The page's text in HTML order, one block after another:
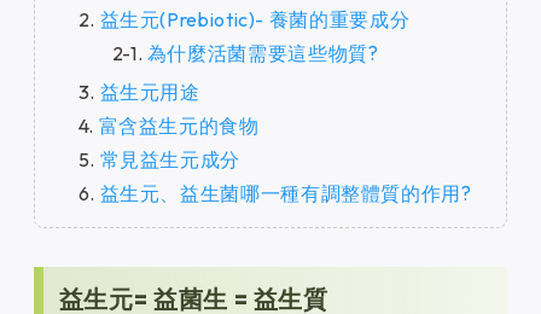
益生元(Prebiotic)- 養菌的重要成分
為什麼活菌需要這些物質?
益生元用途
富含益生元的食物
常見益生元成分
益生元、益生菌哪一種有調整體質的作用?
益生元= 益菌生 = 益生質